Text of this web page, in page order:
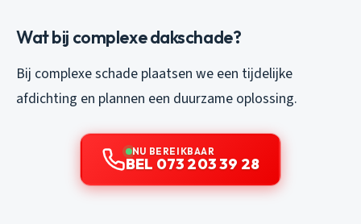
Wat bij complexe dakschade?
Bij complexe schade plaatsen we een tijdelijke
afdichting en plannen een duurzame oplossing.
NU BEREIKBAAR
BEL 073 203 39 28